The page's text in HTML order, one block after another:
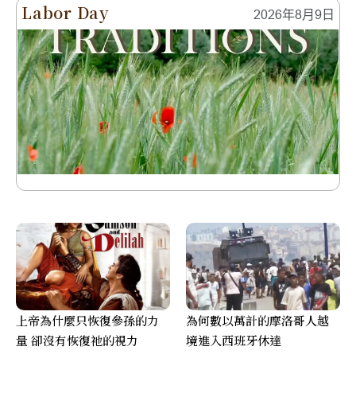
Labor Day 2026年8月9日
上帝為什麼只恢復參孫的力
量 卻沒有恢復祂的視力
為何數以萬計的摩洛哥人越
境進入西班牙休達